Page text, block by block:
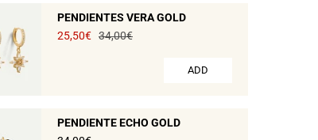
PENDIENTES VERA GOLD
25,50€ 34,00€
ADD
PENDIENTE ECHO GOLD